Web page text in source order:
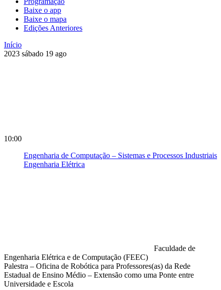
Baixe o app
Baixe o mapa
Edições Anteriores
Início
2023 sábado 19 ago
10:00
Engenharia de Computação – Sistemas e Processos Industriais
Engenharia Elétrica
Faculdade de
Engenharia Elétrica e de Computação (FEEC)
Palestra – Oficina de Robótica para Professores(as) da Rede
Estadual de Ensino Médio – Extensão como uma Ponte entre
Universidade e Escola